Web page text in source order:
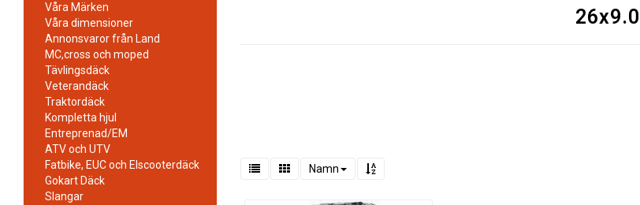
Våra Märken
Våra dimensioner
Annonsvaror från Land
MC,cross och moped
Tävlingsdäck
Veterandäck
Traktordäck
Kompletta hjul
Entreprenad/EM
ATV och UTV
Fatbike, EUC och Elscooterdäck
Gokart Däck
Slangar
Namn